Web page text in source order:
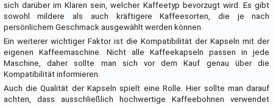
sich darüber im Klaren sein, welcher Kaffeetyp bevorzugt wird. Es gibt
sowohl mildere als auch kräftigere Kaffeesorten, die je nach
persönlichem Geschmack ausgewählt werden können.
Ein weiterer wichtiger Faktor ist die Kompatibilität der Kapseln mit der
eigenen Kaffeemaschine. Nicht alle Kaffeekapseln passen in jede
Maschine, daher sollte man sich vor dem Kauf genau über die
Kompatibilität informieren.
Auch die Qualität der Kapseln spielt eine Rolle. Hier sollte man darauf
achten, dass ausschließlich hochwertige Kaffeebohnen verwendet